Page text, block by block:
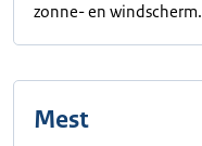
zonne- en windscherm.
Mest